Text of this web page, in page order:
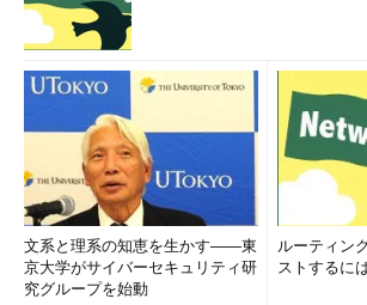
なのか、どこに気を付けなければいけないの
う。
表4 量的データの例（左が間隔尺
気温（°C） 売上（円） ……
27 315,234
25
……
……
……
・間隔尺度
文系と理系の知恵を生かす――東
京大学がサイバーセキュリティ研
究グループを始動
ルーティン
ストするに